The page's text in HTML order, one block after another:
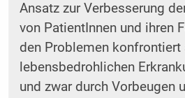
Ansatz zur Verbesserung
von PatientInnen und ihren
den Problemen
lebensbedrohlichen
und zwar durch Vorbeugen